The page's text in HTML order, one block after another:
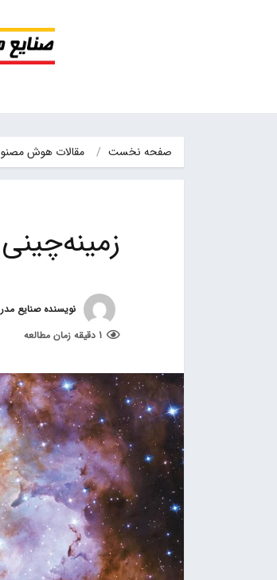
صفحه نخست مقالات هوش
نویسنده صنایع
1 دقیقه زمان مطالعه